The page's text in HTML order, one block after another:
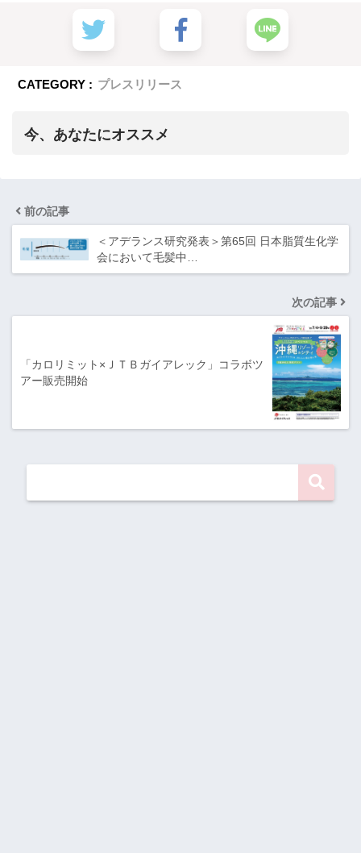
CATEGORY : プレスリリース
今、あなたにオススメ
前の記事
＜アデランス研究発表＞第65回 日本脂質生化学
会において毛髪中…
次の記事
「カロリミット×ＪＴＢガイアレック」コラボツ
アー販売開始